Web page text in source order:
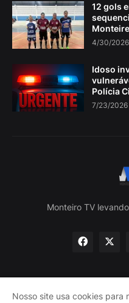
12 gols
4/30/2026
Idoso
Polícia
7/23/2026
Monteiro TV
Home Sobre nós
Nosso site usa cookies para